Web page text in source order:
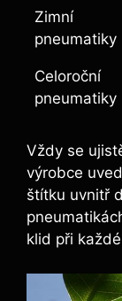
Zimní
pneumatiky
Celoroční
pneumatiky
Vždy se
výrobce
štítku uvnitř
klid při